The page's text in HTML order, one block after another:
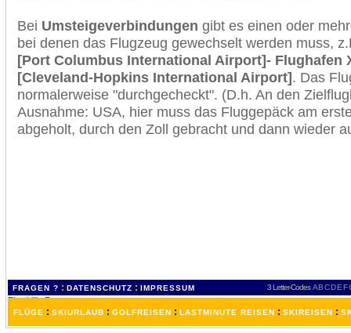
Bei Umsteigeverbindungen gibt es einen oder
bei denen das Flugzeug gewechselt werden muss,
[Port Columbus International Airport]- Flughafen
[Cleveland-Hopkins International Airport]. Das
normalerweise "durchgecheckt". (D.h. An den
Ausnahme: USA, hier muss das Fluggepäck am
abgeholt, durch den Zoll gebracht und dann wieder
FRAGEN ? : DATENSCHUTZ : IMPRESSUM 3 Letter-Codes ABCDEF
FLÜGE : SKIURLAUB : GOLFREISEN : LASTMINUTE REISEN : SKIREISEN :